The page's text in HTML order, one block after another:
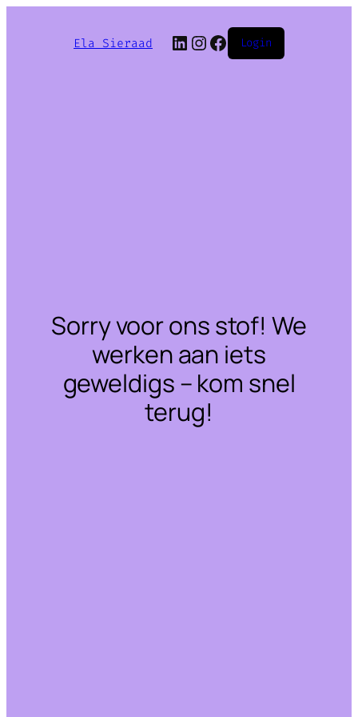
Ela Sieraad LinkedIn
Instagram
Facebook
Login
Sorry voor ons stof! We
werken aan iets
geweldigs – kom snel
terug!